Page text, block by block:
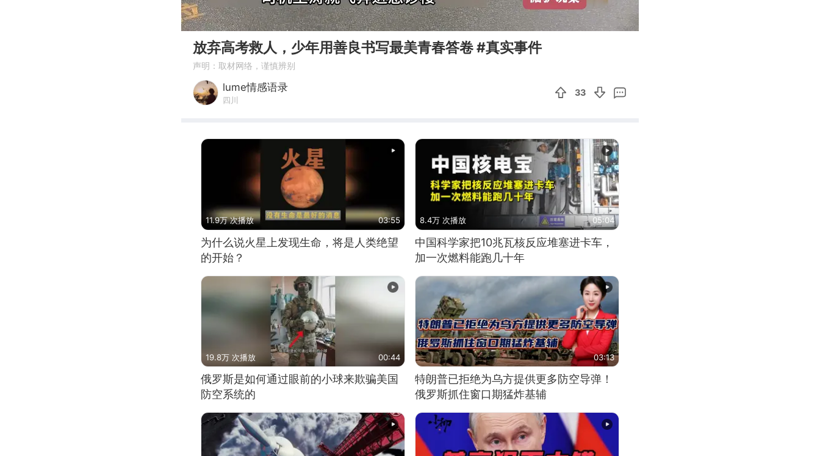
00:00 05:07
放弃高考救人，少年用善良书写最美青春答卷 #真实事件
声明：取材网络，谨慎辨别
lume情感语录
四川
33
11.9万 次播放 03:55
为什么说火星上发现生命，将是人类绝望
的开始？
8.4万 次播放 05:04
中国科学家把10兆瓦核反应堆塞进卡车，
加一次燃料能跑几十年
19.8万 次播放 00:44
俄罗斯是如何通过眼前的小球来欺骗美国
防空系统的
03:13
特朗普已拒绝为乌方提供更多防空导弹！
俄罗斯抓住窗口期猛炸基辅